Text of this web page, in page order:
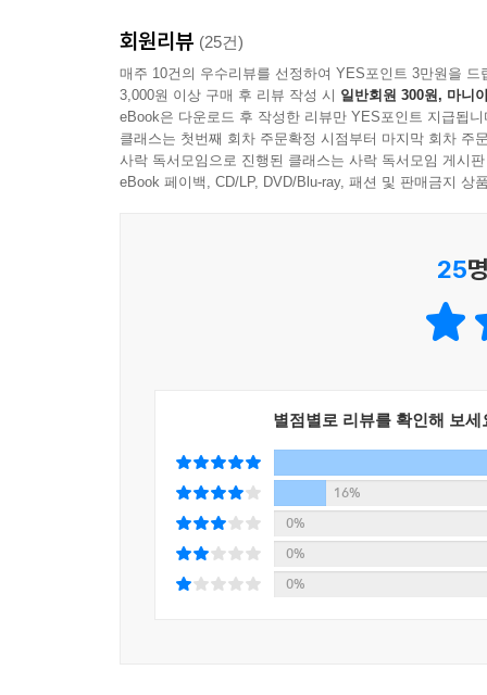
회원리뷰 (25건)
매주 10건의 우수리뷰를 선정하여 YES포인트 3만원을 드
3,000원 이상 구매 후 리뷰 작성 시 일반회원 300원, 마니
eBook은 다운로드 후 작성한 리뷰만 YES포인트 지급됩니
클래스는 첫번째 회차 주문확정 시점부터 마지막 회차 주
사락 독서모임으로 진행된 클래스는 사락 독서모임 게시
eBook 페이백, CD/LP, DVD/Blu-ray, 패션 및 판매금지 상
25
별점별로 리뷰를 확인해 보세
16%
0%
0%
0%